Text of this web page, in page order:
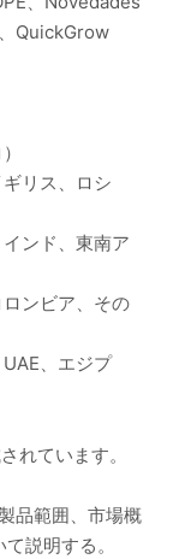
QuickGrow
リス、ロシ
ンド、東南ア
ンビア、その
、エジプ
れています。
品範囲、市場概
説明する。